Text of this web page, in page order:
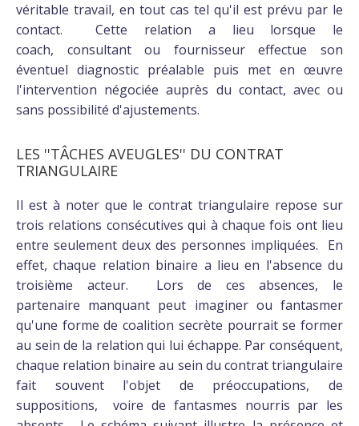
véritable travail, en tout cas tel qu'il est prévu par le
contact. Cette relation a lieu lorsque le
coach, consultant ou fournisseur effectue son
éventuel diagnostic préalable puis met en œuvre
l'intervention négociée auprès du contact, avec ou
sans possibilité d'ajustements.
LES ''TÂCHES AVEUGLES'' DU CONTRAT
TRIANGULAIRE
Il est à noter que le contrat triangulaire repose sur
trois relations consécutives qui à chaque fois ont lieu
entre seulement deux des personnes impliquées. En
effet, chaque relation binaire a lieu en l'absence du
troisième acteur. Lors de ces absences, le
partenaire manquant peut imaginer ou fantasmer
qu'une forme de coalition secrète pourrait se former
au sein de la relation qui lui échappe. Par conséquent,
chaque relation binaire au sein du contrat triangulaire
fait souvent l'objet de préoccupations, de
suppositions, voire de fantasmes nourris par les